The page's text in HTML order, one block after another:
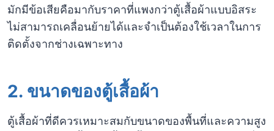
มักมีข้อเสียคือมากับราคาที่แพงกว่าตู้เสื้อผ้าแบบอิสระ
ไม่สามารถเคลื่อนย้ายได้และจำเป็นต้องใช้เวลาในการ
ติดตั้งจากช่างเฉพาะทาง
2. ขนาดของตู้เสื้อผ้า
ตู้เสื้อผ้าที่ดีควรเหมาะสมกับขนาดของพื้นที่และความสูง